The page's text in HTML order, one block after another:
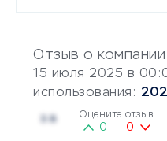
Отзыв о компании
15 июля 2025 в
использования:
Оцените отзыв
0 0